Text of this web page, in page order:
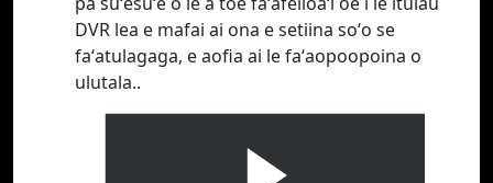
DVR lea e mafai ai ona e setiina soʻo se
faʻatulagaga, e aofia ai le faʻaopoopoina o
ulutala..